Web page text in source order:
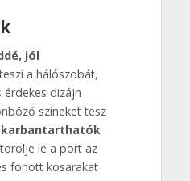
jól
a hálószobát,
érdekes dizájn
színeket tesz
karbantarthatók
le a port az
fonott kosarakat